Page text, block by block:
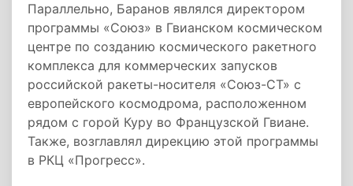
Параллельно, Баранов являлся директором
программы «Союз» в Гвианском космическом
центре по созданию космического ракетного
комплекса для коммерческих запусков
российской ракеты-носителя «Союз-СТ» с
европейского космодрома, расположенном
рядом с горой Куру во Французской Гвиане.
Также, возглавлял дирекцию этой программы
в РКЦ «Прогресс».